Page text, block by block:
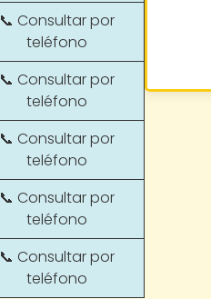
📞 Consultar por
teléfono
📞 Consultar por
teléfono
📞 Consultar por
teléfono
📞 Consultar por
teléfono
📞 Consultar por
teléfono